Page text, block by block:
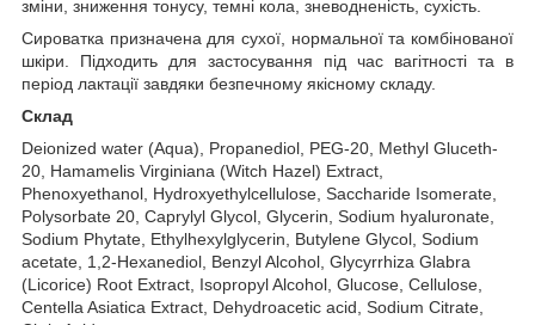
зміни, зниження тонусу, темні кола, зневодненість, сухість.
Сироватка призначена для сухої, нормальної та комбінованої
шкіри. Підходить для застосування під час вагітності та в
період лактації завдяки безпечному якісному складу.
Склад
Deionized water (Aqua), Propanediol, PEG-20, Methyl Gluceth-
20, Hamamelis Virginiana (Witch Hazel) Extract,
Phenoxyethanol, Hydroxyethylcellulose, Saccharide Isomerate,
Polysorbate 20, Caprylyl Glycol, Glycerin, Sodium hyaluronate,
Sodium Phytate, Ethylhexylglycerin, Butylene Glycol, Sodium
acetate, 1,2-Hexanediol, Benzyl Alcohol, Glycyrrhiza Glabra
(Licorice) Root Extract, Isopropyl Alcohol, Glucose, Cellulose,
Centella Asiatica Extract, Dehydroacetic acid, Sodium Citrate,